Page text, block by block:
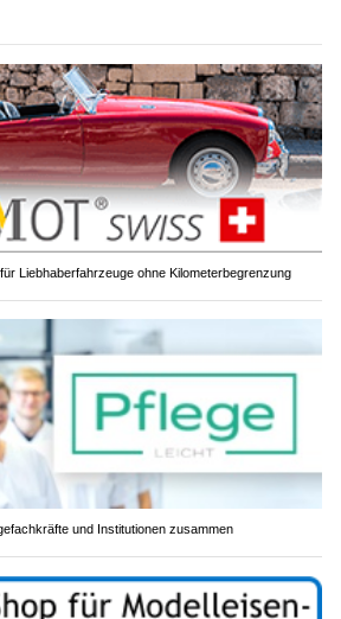
Liebhaberfahrzeuge ohne Kilometerbegrenzung
und Institutionen zusammen